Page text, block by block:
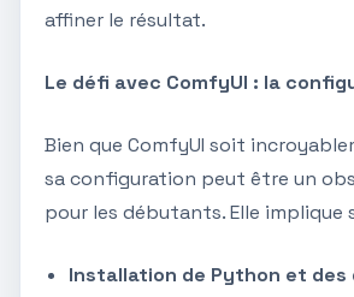
affiner le résultat.
Le défi avec ComfyUI : la
Bien que ComfyUI soit
sa configuration peut être un
pour les débutants. Elle implique
Installation de Python et des